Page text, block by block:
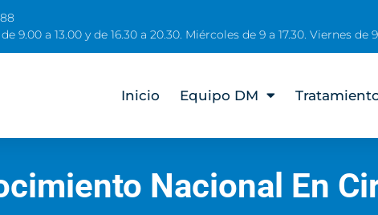
9.00 a 13.00 y de 16.30 a 20.30. Miércoles de 9 a 17.30. Viernes de 9
Inicio Equipo DM
Nacional En